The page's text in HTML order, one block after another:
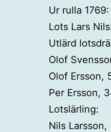
Ur rulla 1769:
Lots Lars
Utlärd
Olof
Olof Ersson,
Per Ersson,
Lotslärling:
Nils